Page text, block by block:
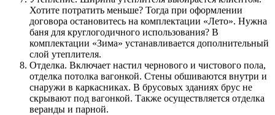
Хотите потратить меньше? Тогда при оформлении
договора остановитесь на комплектации «Лето». Нужна
баня для круглогодичного использования? В
комплектации «Зима» устанавливается дополнительный
слой утеплителя.
Отделка. Включает настил чернового и чистового пола,
отделка потолка вагонкой. Стены обшиваются внутри и
снаружи в каркасниках. В брусовых зданиях брус не
скрывают под вагонкой. Также осуществляется отделка
веранды и парной.